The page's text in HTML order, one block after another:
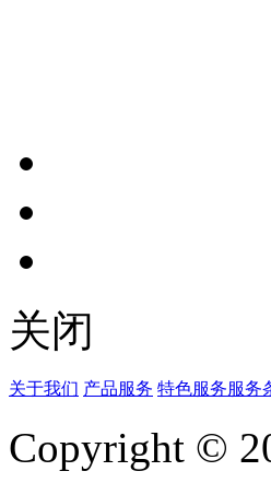
关闭
关于我们 产品服务 特色服务服务
Copyright ©